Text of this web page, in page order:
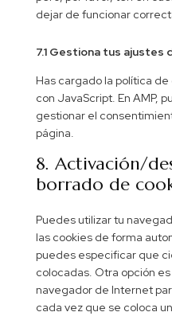
dejar de funcionar
7.1 Gestiona tus ajustes
Has cargado la política
con JavaScript. En AMP,
gestionar el
página.
8. Activación/
borrado de
Puedes utilizar tu
las cookies de forma
puedes especificar que
colocadas. Otra opción
navegador de Internet
cada vez que se coloca